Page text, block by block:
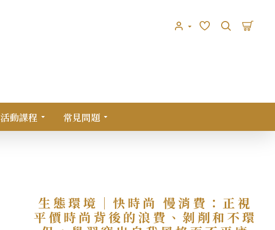
活動課程 常見問題
生態環境｜快時尚 慢消費：正視
平價時尚背後的浪費、剝削和不環